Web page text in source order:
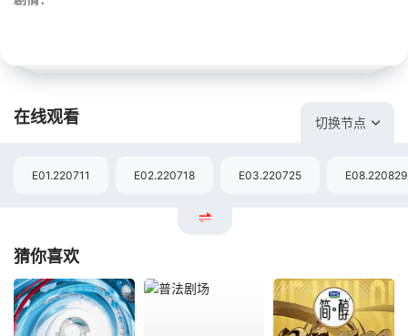
在线观看 切换节点
E01.220711 E02.220718 E03.220725 E08.220829
猜你喜欢